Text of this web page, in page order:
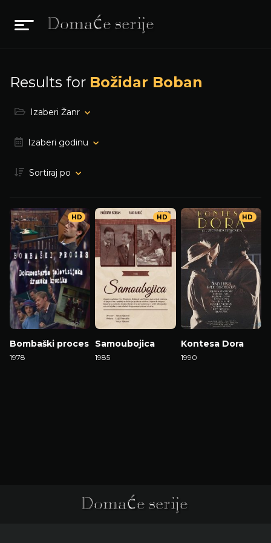
Results for Božidar Boban
Izaberi Žanr
Izaberi godinu
Sortiraj po
Bombaški proces
1978
HD
Samoubojica
1985
HD
Kontesa Dora
1990
HD